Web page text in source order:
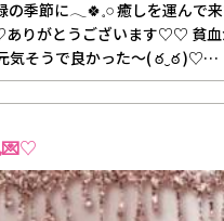
季節に𓂃🍀𓈒𓏸 癒しを運んで
りがとうございます♡♡ 貧血
気そうで良かった～( ఠ‿ఠ )♡…
💌♡